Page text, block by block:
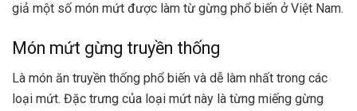
giả một số món mứt được làm từ gừng phổ biến ở Việt Nam.
Món mứt gừng truyền thống
Là món ăn truyền thống phổ biến và dễ làm nhất trong các
loại mứt. Đặc trưng của loại mứt này là từng miếng gừng